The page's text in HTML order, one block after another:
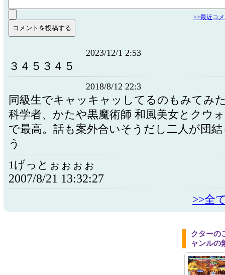
>>最近コ
2023/12/1 2:53
３４５３４５
2018/8/12 22:3
同級生でキャッキャッしてるのもみてみ
科学者、かたや黒魔術師 和風美女とクウ
で最高。話も案外合いそうだし二人が団
う
1げっとぉぉぉぉ
2007/8/21 13:32:27
>>全
クターの
ャンルの